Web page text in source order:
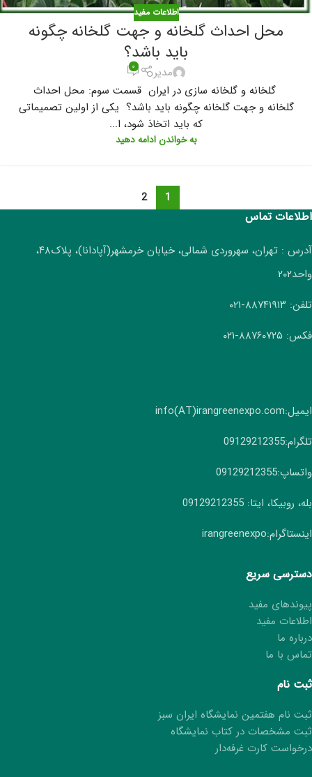
اطلاعات مفید
محل احداث گلخانه و جهت گلخانه چگونه
باید باشد؟
مدیر ۰
گلخانه و گلخانه سازی در ایران قسمت سوم: محل احداث
گلخانه و جهت گلخانه چگونه باید باشد؟ یکی از اولین تصمیماتی
که باید اتخاذ شود، ا...
به خواندن ادامه دهید
1
2
اطلاعات تماس
آدرس : تهران، سهروردی شمالی، خیابان خرمشهر(آپادانا)، پلاک۴۸،
واحد۲۰۲
تلفن: ۸۸۷۴۱۹۱۳-۰۲۱
فکس: ۸۸۷۶۰۷۲۵-۰۲۱
ایمیل:info(AT)irangreenexpo.com
تلگرام:09129212355
واتساپ:09129212355
بله، روبیکا، ایتا: 09129212355
اینستاگرام:irangreenexpo
دسترسی سریع
پیوندهای مفید
اطلاعات مفید
درباره ما
تماس با ما
ثبت نام
ثبت نام هفتمین نمایشگاه ایران سبز
ثبت مشخصات در کتاب نمایشگاه
درخواست کارت غرفه‌دار